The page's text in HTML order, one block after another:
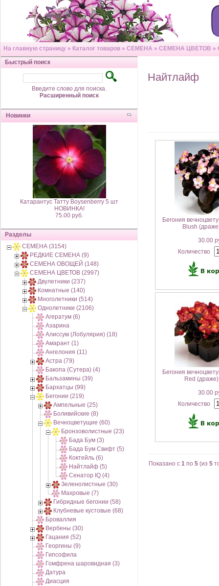
На главную страницу » Каталог товаров » СЕМЕНА » СЕМЕНА ЦВЕТОВ »
Быстрый поиск
Введите слово для поиска.
Расширенный поиск
Новинки
Катарантус Татту Boysenberry 5 шт
НОВИНКА!
75.00 руб.
Разделы
СЕМЕНА (3154)
РЕДКИЕ СЕМЕНА (9)
СЕМЕНА ОВОЩЕЙ (148)
СЕМЕНА ЦВЕТОВ (2997)
Двулетники (237)
Комнатные (140)
Многолетники (514)
Однолетники (2106)
Агератум (6)
Азарина
Алиссум (Лобулярия) (18)
Амарант (1)
Ангелония (11)
Астра (79)
Бакопа (Сутера) (4)
Бальзамины (39)
Бархатцы (99)
Бегонии (219)
Ампельные (25)
Боливийские (8)
Вечноцветущие (60)
Бронзоволистные (23)
Бада Бум (3)
Бада Бум Свифт (5)
Коктейль (6)
Найтлайф (5)
Сенатор IQ (4)
Зеленолистные (30)
Махровые (7)
Гибридные бегонии (58)
Клубневые кустовые (68)
Броваллия
Вербены (30)
Гацания (52)
Георгины (9)
Гипсофила
Гомфрена шаровидная (3)
Датура
Диасция
Найтлайф
Бегония
Blush
30.00
Количество
Бегония
Red
30.00
Количество
Показано с 1 по 5 (из 5